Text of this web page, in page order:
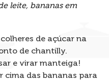
leite, bananas em
de açúcar na
de chantilly.
e virar manteiga!
cima das bananas para